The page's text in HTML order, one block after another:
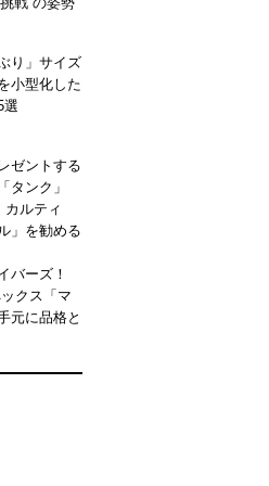
り」サイズ
小型化した
選
ゼントする
タンク」
カルティ
」を勧める
バーズ！
クス「マ
元に品格と